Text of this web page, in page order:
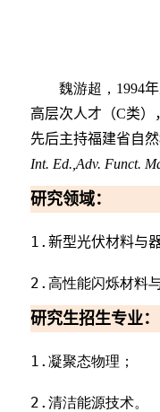
魏游超， 1994
高层次人才（C类），
先后主持福建省自
Int. Ed., Adv. Funct.
研究领域：
1. 新型光伏材料与
2. 高性能闪烁材料
研究生招生专业：
1. 凝聚态物理；
2. 清洁能源技术。